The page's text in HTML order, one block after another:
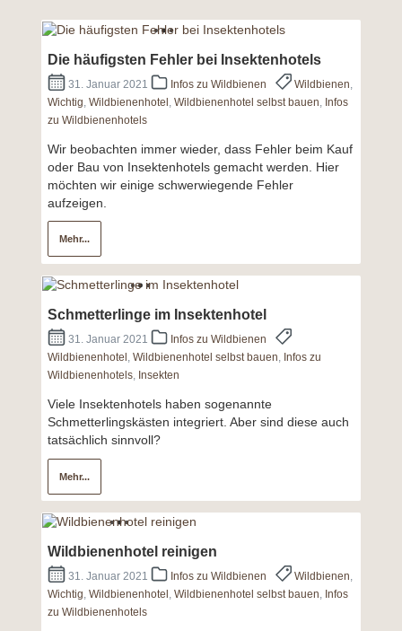
Die häufigsten Fehler bei Insektenhotels
31. Januar 2021 Infos zu Wildbienen Wildbienen,
Wichtig,Wildbienenhotel ,Wildbienenhotel selbst bauen, Infos
zu Wildbienenhotels
Wir beobachten immer wieder, dass Fehler beim Kauf
oder Bau von Insektenhotels gemacht werden. Hier
möchten wir einige schwerwiegende Fehler
aufzeigen.
Mehr...
Schmetterlinge im Insektenhotel
31. Januar 2021
Infos zu Wildbienen
Wildbienenhotel ,Wildbienenhotel selbst bauen, Infos zu
Wildbienenhotels, Insekten
Viele Insektenhotels haben sogenannte
Schmetterlingskästen integriert. Aber sind diese auch
tatsächlich sinnvoll?
Mehr...
Wildbienenhotel reinigen
31. Januar 2021 Infos zu Wildbienen Wildbienen,
Wichtig,Wildbienenhotel ,Wildbienenhotel selbst bauen, Infos
zu Wildbienenhotels